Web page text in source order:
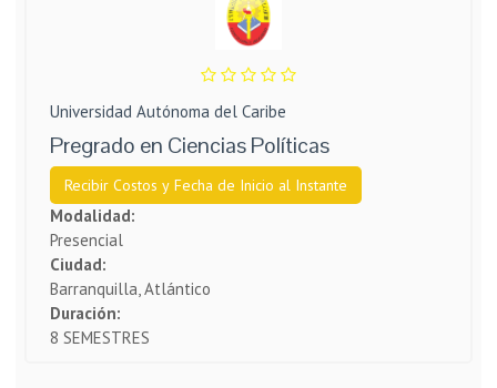
Universidad Autónoma del Caribe
Pregrado en Ciencias Políticas
Recibir Costos y Fecha de Inicio al Instante
Modalidad:
Presencial
Ciudad:
Barranquilla, Atlántico
Duración:
8 SEMESTRES